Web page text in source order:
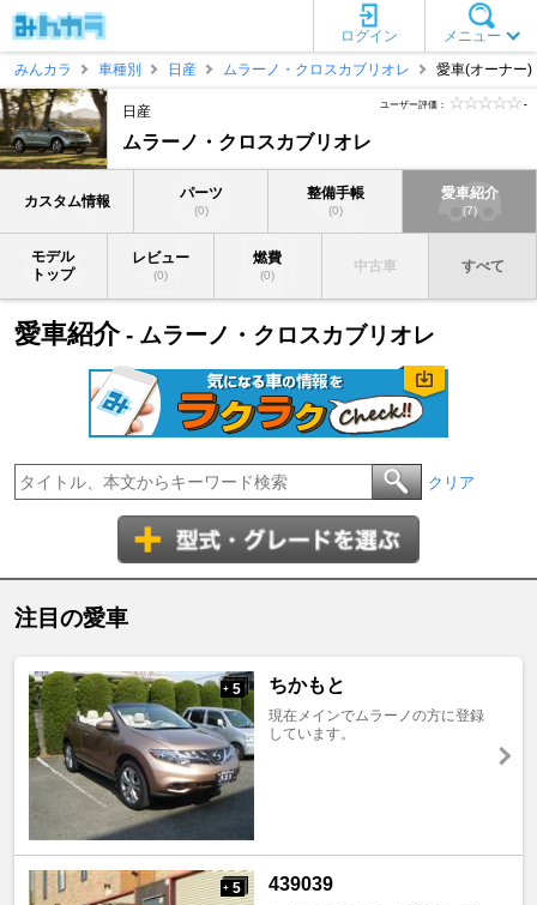
メニュー
ログイン
みんカラ
車種別 日産 ムラーノ・クロスカブリオレ 愛車(オーナー)
日産
ムラーノ・クロスカブリオレ
ユーザー評価： -
カスタム情報 パーツ
(0)
整備手帳
(0)
愛車紹介
(7)
モデル
トップ
レビュー
(0)
燃費
(0)
中古車 すべて
愛車紹介- ムラーノ・クロスカブリオレ
クリア
注目の愛車
+ 5 ちかもと
現在メインでムラーノの方に登録
しています。
+ 5 439039